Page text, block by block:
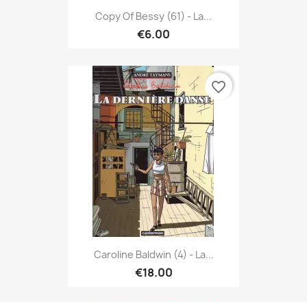
Copy Of Bessy (61) - La...
€6.00
Caroline Baldwin (4) - La...
€18.00
favorite_border